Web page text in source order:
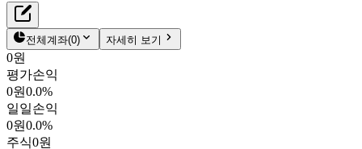
노타
20,250원
486990
KOSDAQ
시가총액
PBR18.10
재무정보
펀더멘탈
밸류에이션
주주환원
컨센서스
주식정보
전체계좌(0) 자세히 보기
0원
평가손익
0원0.0%
일일손익
0원0.0%
주식0원